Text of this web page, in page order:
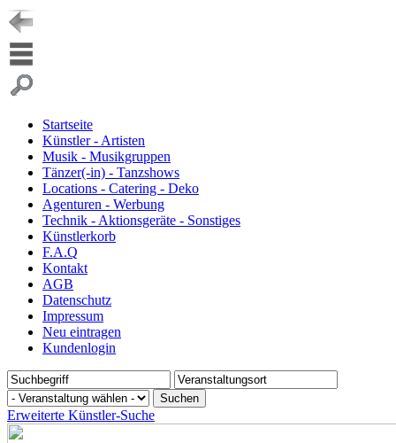
Startseite
Künstler - Artisten
Musik - Musikgruppen
Tänzer(-in) - Tanzshows
Locations - Catering - Deko
Agenturen - Werbung
Technik - Aktionsgeräte - Sonstiges
Künstlerkorb
F.A.Q
Kontakt
AGB
Datenschutz
Impressum
Neu eintragen
Kundenlogin
Erweiterte Künstler-Suche